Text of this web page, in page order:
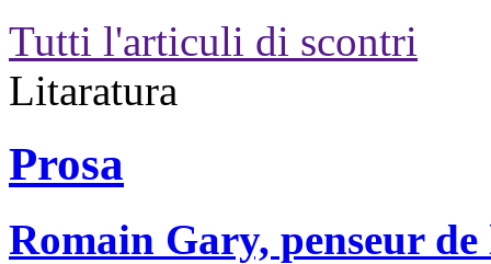
Tutti l'articuli di scontri
Litaratura
Prosa
Romain Gary, penseur